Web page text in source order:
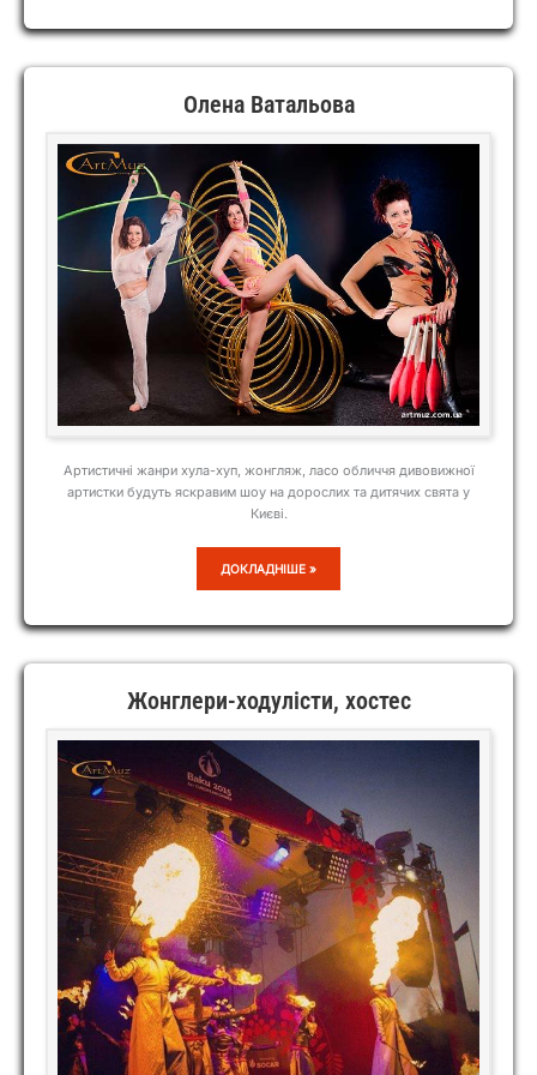
Олена Ватальова
Артистичні жанри хула-хуп, жонгляж, ласо обличчя дивовижної
артистки будуть яскравим шоу на дорослих та дитячих свята у
Києві.
ОЛЕНА
ДОКЛАДНІШЕ »
Жонглери-ходулісти, хостес